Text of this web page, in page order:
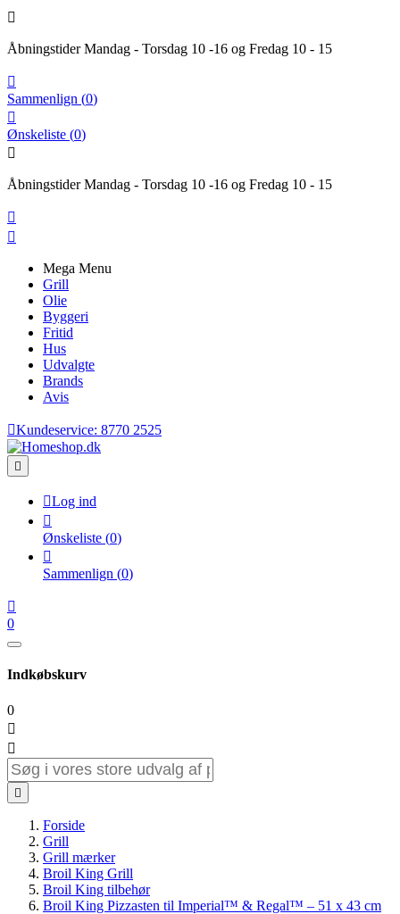

Åbningstider Mandag - Torsdag 10 -16 og Fredag 10 - 15

Sammenlign (0)

Ønskeliste (0)

Åbningstider Mandag - Torsdag 10 -16 og Fredag 10 - 15


Mega Menu
Grill
Olie
Byggeri
Fritid
Hus
Udvalgte
Brands
Avis
Kundeservice: 8770 2525

Log ind

Ønskeliste (0)

Sammenlign (0)

0
Indkøbskurv
0



Forside
Grill
Grill mærker
Broil King Grill
Broil King tilbehør
Broil King Pizzasten til Imperial™ & Regal™ – 51 x 43 cm